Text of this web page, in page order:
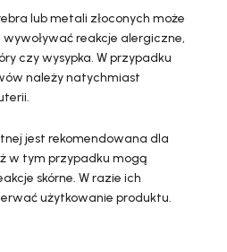
lub metali złoconych może
reakcje alergiczne,
czy wysypka. W przypadku
należy natychmiast
jest rekomendowana dla
w tym przypadku mogą
skórne. W razie ich
użytkowanie produktu.